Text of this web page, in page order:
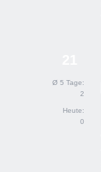
Ø 5 Tage:
2
Heute:
0